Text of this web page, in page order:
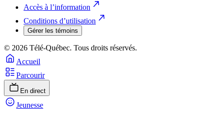
Accès à l’information
Conditions d’utilisation
Gérer les témoins
© 2026 Télé-Québec. Tous droits réservés.
Accueil
Parcourir
En direct
Jeunesse